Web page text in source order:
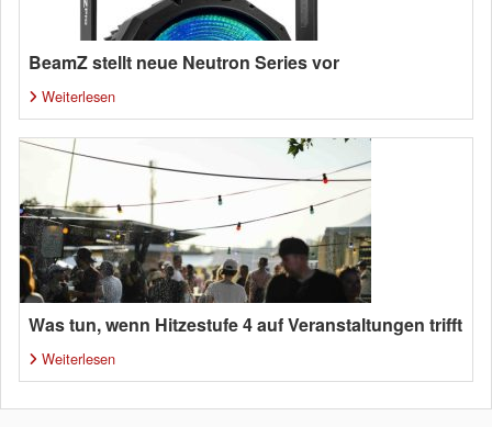
BeamZ stellt neue Neutron Series vor
Weiterlesen
Was tun, wenn Hitzestufe 4 auf Veranstaltungen trifft
Weiterlesen